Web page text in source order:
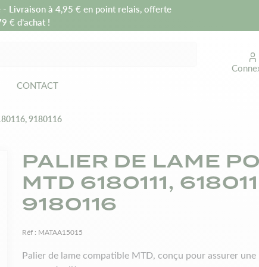
Livraison à 4,95 € en point relais, offerte
€ d’achat !
CONTACT
9180116
PALIER DE LAME
MTD 6180111,
9180116
Réf : MATAA15015
Palier de lame compatible MTD, conçu pour assurer